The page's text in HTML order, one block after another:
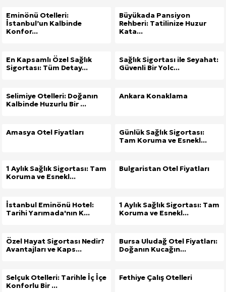
Eminönü Otelleri:
İstanbul’un Kalbinde
Konfor...
Büyükada Pansiyon
Rehberi: Tatilinize Huzur
Kata...
En Kapsamlı Özel Sağlık
Sigortası: Tüm Detay...
Sağlık Sigortası ile Seyahat:
Güvenli Bir Yolc...
Selimiye Otelleri: Doğanın
Kalbinde Huzurlu Bir ...
Ankara Konaklama
Amasya Otel Fiyatları
Günlük Sağlık Sigortası:
Tam Koruma ve Esnekl...
1 Aylık Sağlık Sigortası: Tam
Koruma ve Esnekl...
Bulgaristan Otel Fiyatları
İstanbul Eminönü Hotel:
Tarihi Yarımada'nın K...
1 Aylık Sağlık Sigortası: Tam
Koruma ve Esnekl...
Özel Hayat Sigortası Nedir?
Avantajları ve Kaps...
Bursa Uludağ Otel Fiyatları:
Doğanın Kucağın...
Selçuk Otelleri: Tarihle İç İçe
Konforlu Bir ...
Fethiye Çalış Otelleri